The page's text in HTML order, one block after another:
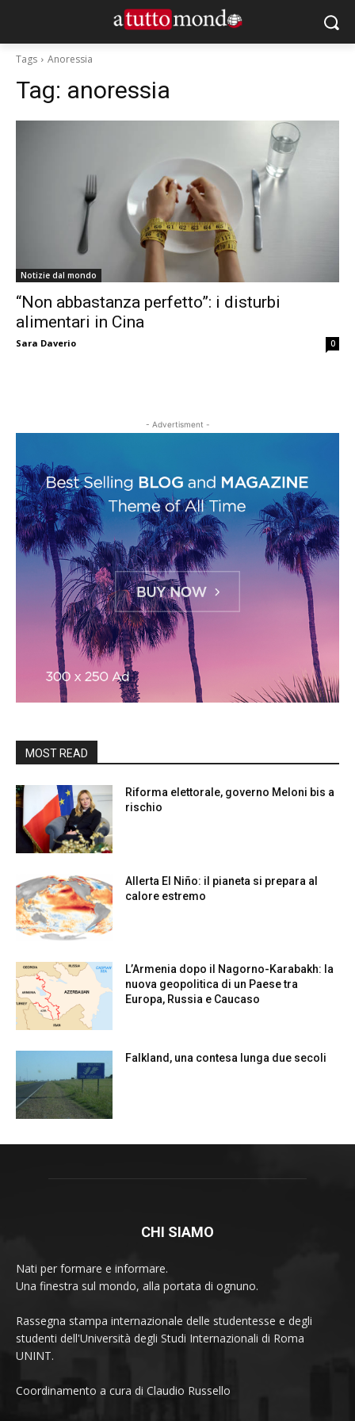
Tags Anoressia
Tag: anoressia
Notizie dal mondo
“Non abbastanza perfetto”: i disturbi
alimentari in Cina
Sara Daverio 0
- Advertisment -
MOST READ
Riforma elettorale, governo Meloni bis a
rischio
Allerta El Niño: il pianeta si prepara al
calore estremo
L’Armenia dopo il Nagorno-Karabakh: la
nuova geopolitica di un Paese tra
Europa, Russia e Caucaso
Falkland, una contesa lunga due secoli
CHI SIAMO
Nati per formare e informare.
Una finestra sul mondo, alla portata di ognuno.
Rassegna stampa internazionale delle studentesse e degli
studenti dell'Università degli Studi Internazionali di Roma
UNINT.
Coordinamento a cura di Claudio Russello